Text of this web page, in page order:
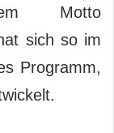
Motto
sich so im
Programm,